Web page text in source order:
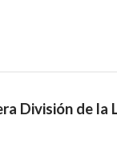
División de la